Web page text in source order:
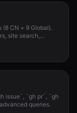
CN + 9 Global).
site search,
issue`, `gh pr`, `gh
queries.